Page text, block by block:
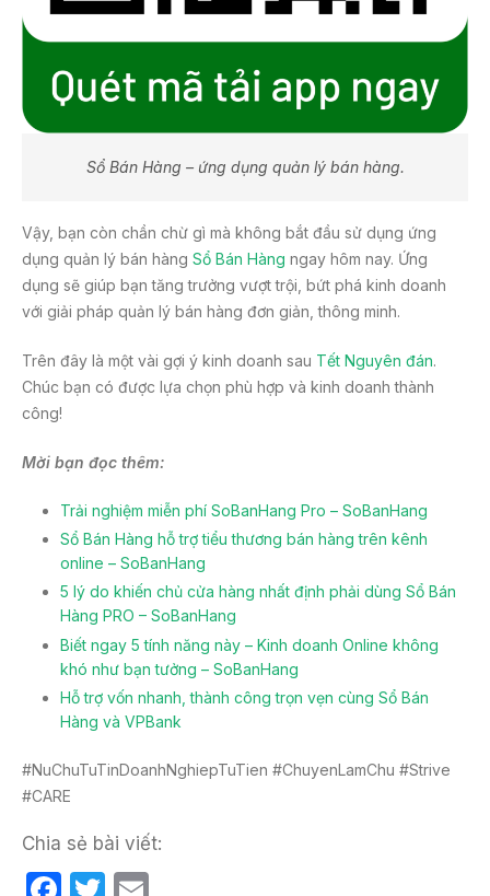
Sổ Bán Hàng – ứng dụng quản lý bán hàng.
Vậy, bạn còn chần chừ gì mà không bắt đầu sử dụng ứng
dụng quản lý bán hàng Sổ Bán Hàng ngay hôm nay. Ứng
dụng sẽ giúp bạn tăng trưởng vượt trội, bứt phá kinh doanh
với giải pháp quản lý bán hàng đơn giản, thông minh.
Trên đây là một vài gợi ý kinh doanh sau Tết Nguyên đán.
Chúc bạn có được lựa chọn phù hợp và kinh doanh thành
công!
Mời bạn đọc thêm:
Trải nghiệm miễn phí SoBanHang Pro – SoBanHang
Sổ Bán Hàng hỗ trợ tiểu thương bán hàng trên kênh
online – SoBanHang
5 lý do khiến chủ cửa hàng nhất định phải dùng Sổ Bán
Hàng PRO – SoBanHang
Biết ngay 5 tính năng này – Kinh doanh Online không
khó như bạn tưởng – SoBanHang
Hỗ trợ vốn nhanh, thành công trọn vẹn cùng Sổ Bán
Hàng và VPBank
#NuChuTuTinDoanhNghiepTuTien #ChuyenLamChu #Strive
#CARE
Chia sẻ bài viết: